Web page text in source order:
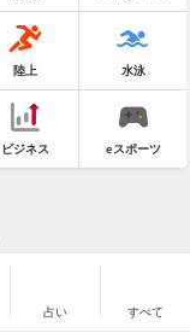
陸上 水泳
ビジネス eスポーツ
占い すべて